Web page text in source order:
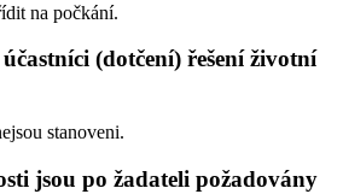
na počkání.
(dotčení) řešení životní
stanoveni.
jsou po žadateli požadovány